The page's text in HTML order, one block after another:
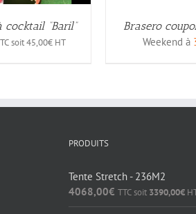
cocktail “Baril”
soit45,00€HT
Brasero
Weekend à
PRODUITS
Tente Stretch - 236M2
4068,00€ TTC soit 3390,00€